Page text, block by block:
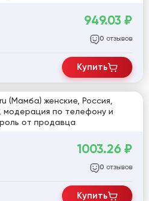
949.03 ₽
0 отзывов
Купить
(Мамба) женские, Россия,
модерация по телефону и
от продавца
1003.26 ₽
0 отзывов
Купить